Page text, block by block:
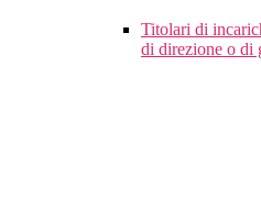
Titolari di
di direzione o di